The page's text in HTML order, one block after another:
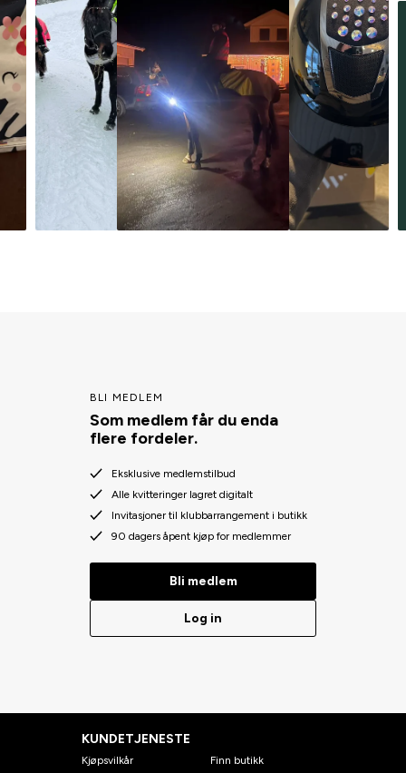
BLI MEDLEM
Som medlem får du enda
flere fordeler.
Eksklusive medlemstilbud
Alle kvitteringer lagret digitalt
Invitasjoner til klubbarrangement i butikk
90 dagers åpent kjøp for medlemmer
Bli medlem
Log in
KUNDETJENESTE
Kjøpsvilkår
Finn butikk